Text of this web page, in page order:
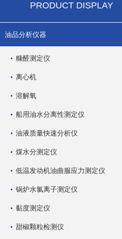
PRODUCT DISPLAY
油品分析仪器
糠醛测定仪
离心机
溶解氧
船用油水分离性测定仪
油液质量快速分析仪
煤水分测定仪
低温发动机油曲服应力测定仪
锅炉水氯离子测定仪
黏度测定仪
甜椒颗粒检测仪